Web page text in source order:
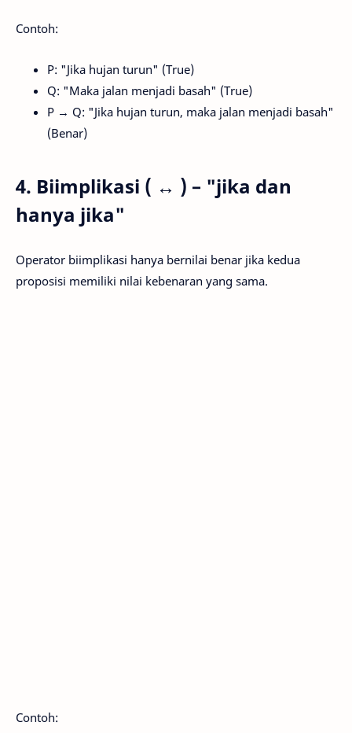
Contoh:
P: "Jika hujan turun" (True)
Q: "Maka jalan menjadi basah" (True)
P → Q: "Jika hujan turun, maka jalan menjadi basah"
(Benar)
4. Biimplikasi ( ↔ ) – "jika dan
hanya jika"
Operator biimplikasi hanya bernilai benar jika kedua
proposisi memiliki nilai kebenaran yang sama.
Contoh: